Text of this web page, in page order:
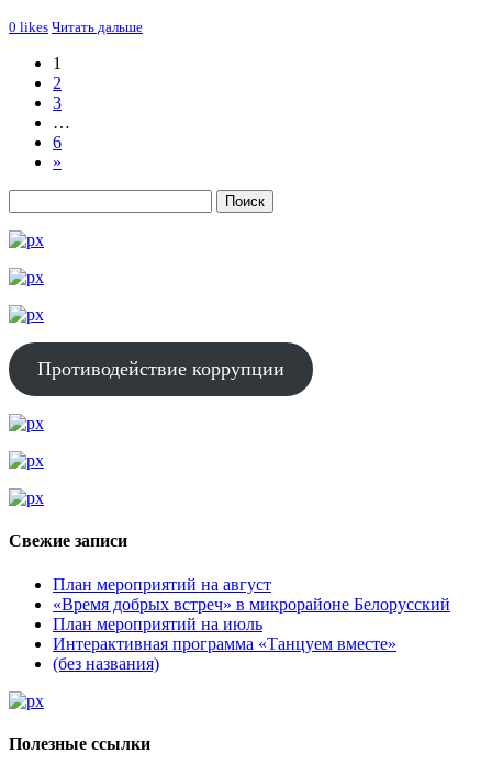
0 likes Читать дальше
1
2
3
…
6
»
Противодействие коррупции
Свежие записи
План мероприятий на август
«Время добрых встреч» в микрорайоне Белорусский
План мероприятий на июль
Интерактивная программа «Танцуем вместе»
(без названия)
Полезные ссылки